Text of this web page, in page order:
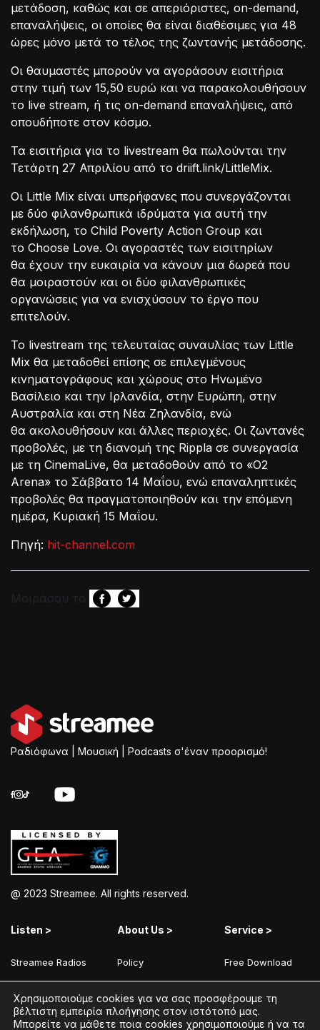
μετάδοση, καθώς και σε απεριόριστες, on-demand,
επαναλήψεις, οι οποίες θα είναι διαθέσιμες για 48
ώρες μόνο μετά το τέλος της ζωντανής μετάδοσης.
Οι θαυμαστές μπορούν να αγοράσουν εισιτήρια
στην τιμή των 15,50 ευρώ και να παρακολουθήσουν
το live stream, ή τις on-demand επαναλήψεις, από
οπουδήποτε στον κόσμο.
Τα εισιτήρια για το livestream θα πωλούνται την
Τετάρτη 27 Απριλίου από το driift.link/LittleMix.
Οι Little Mix είναι υπερήφανες που συνεργάζονται
με δύο φιλανθρωπικά ιδρύματα για αυτή την
εκδήλωση, το Child Poverty Action Group και
το Choose Love. Οι αγοραστές των εισιτηρίων
θα έχουν την ευκαιρία να κάνουν μια δωρεά που
θα μοιραστούν και οι δύο φιλανθρωπικές
οργανώσεις για να ενισχύσουν το έργο που
επιτελούν.
Το livestream της τελευταίας συναυλίας των Little
Mix θα μεταδοθεί επίσης σε επιλεγμένους
κινηματογράφους και χώρους στο Ηνωμένο
Βασίλειο και την Ιρλανδία, στην Ευρώπη, στην
Αυστραλία και στη Νέα Ζηλανδία, ενώ
θα ακολουθήσουν και άλλες περιοχές. Οι ζωντανές
προβολές, με τη διανομή της Rippla σε συνεργασία
με τη CinemaLive, θα μεταδοθούν από το «O2
Arena» το Σάββατο 14 Μαΐου, ενώ επαναληπτικές
προβολές θα πραγματοποιηθούν και την επόμενη
ημέρα, Κυριακή 15 Μαΐου.
Πηγή: hit-channel.com
Μοιράσου το
Ραδιόφωνα | Μουσική | Podcasts σ'έναν προορισμό!
@ 2023 Streamee. All rights reserved.
Listen >
Streamee Radios
Moods
Radios
Podcasts
About Us >
Policy
Terms of Use
Coins Explained
Streamee News
Service >
Free Download
Add Your Station
Contact
Χρησιμοποιούμε cookies για να σας προσφέρουμε τη
βέλτιστη εμπειρία πλοήγησης στον ιστότοπό μας.
Μπορείτε να μάθετε ποια cookies χρησιμοποιούμε ή να τα